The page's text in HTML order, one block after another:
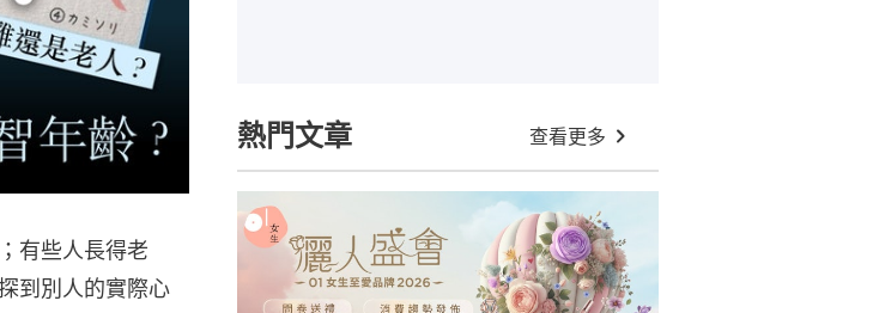
有些人長得老
到別人的實際心
熱門文章 查看更多